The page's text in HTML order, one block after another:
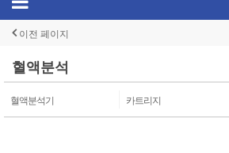
이전 페이지
혈액분석
혈액분석기 카트리지